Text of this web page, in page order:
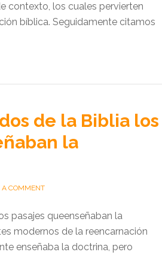
contexto, los cuales pervierten
bíblica. Seguidamente citamos
de la Biblia los
la
A COMMENT
pasajes queenseñaban la
modernos de la reencarnación
enseñaba la doctrina, pero